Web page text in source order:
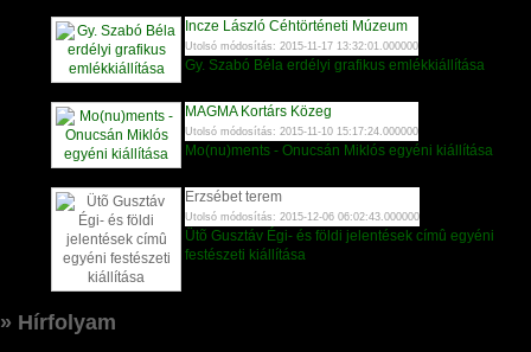
Incze László Céhtörténeti Múzeum
Utolsó módosítás: 2015-11-17 13:32:01.000000
Gy. Szabó Béla erdélyi grafikus emlékkiállítása
MAGMA Kortárs Közeg
Utolsó módosítás: 2015-11-10 15:17:24.000000
Mo(nu)ments - Onucsán Miklós egyéni kiállítása
Erzsébet terem
Utolsó módosítás: 2015-12-06 06:02:43.000000
Ütõ Gusztáv Égi- és földi jelentések címû egyéni
festészeti kiállítása
» Hírfolyam